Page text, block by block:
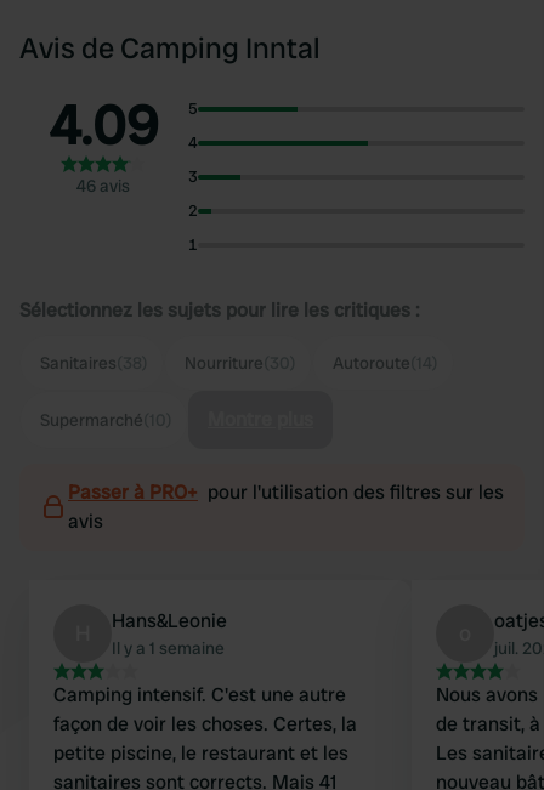
Avis de Camping Inntal
4.09
46 avis
5
4
3
2
1
Sélectionnez les sujets pour lire les critiques :
Sanitaires Nourriture Autoroute
Supermarché
Passer à PRO+ pour l'utilisation des filtres sur les
avis
Hans&Leonie
Il y a 1 semaine
Camping intensif. C'est une autre
façon de voir les choses. Certes, la
petite piscine, le restaurant et les
sanitaires sont corrects. Mais 41
juil.
Nous
de transit,
Les
nouveau